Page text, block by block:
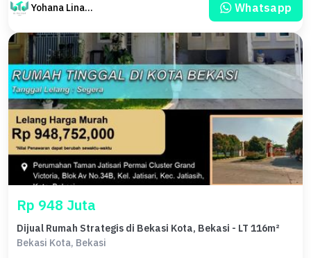
Yohana Linawati Sutanto Whatsapp
Rp 948 Juta
Dijual Rumah Strategis di Bekasi Kota, Bekasi - LT 116m²
Bekasi Kota, Bekasi